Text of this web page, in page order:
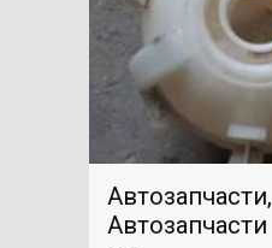
Автозапчасти,
Автозапчасти